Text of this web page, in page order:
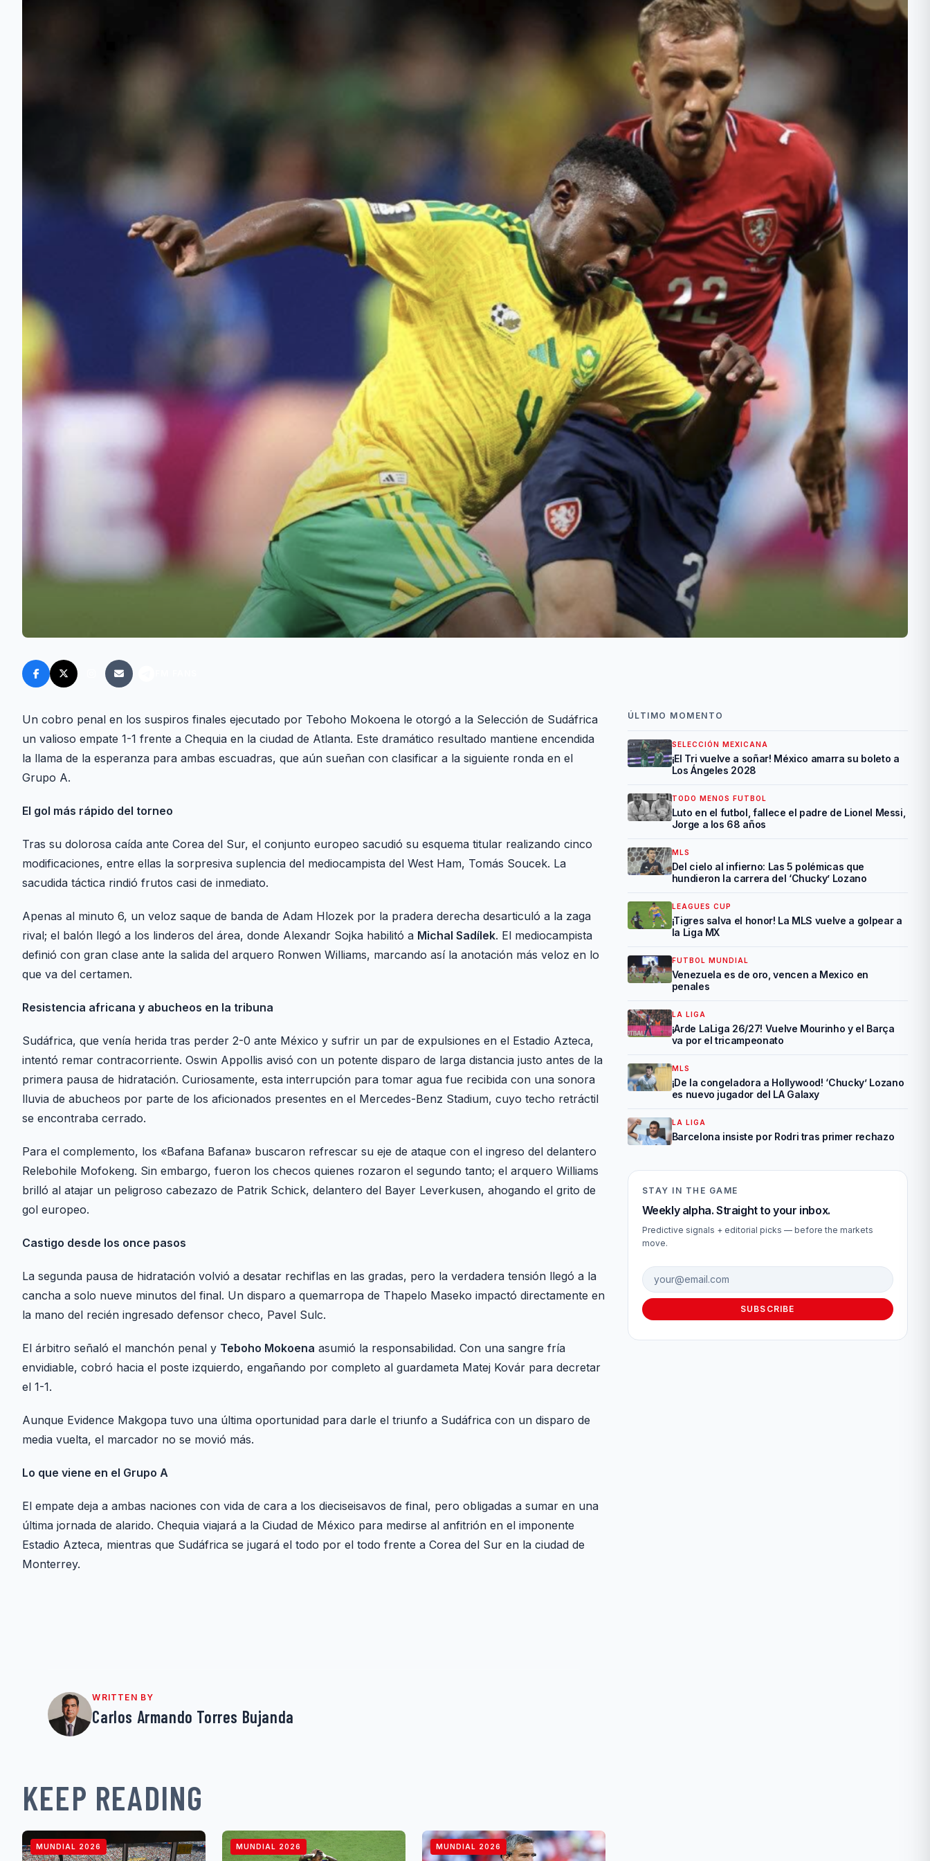
Un cobro penal en los suspiros finales ejecutado por Teboho Mokoena le otorgó a la Selección de Sudáfrica
un valioso empate 1-1 frente a Chequia en la ciudad de Atlanta. Este dramático resultado mantiene encendida
la llama de la esperanza para ambas escuadras, que aún sueñan con clasificar a la siguiente ronda en el
Grupo A.
El gol más rápido del torneo
Tras su dolorosa caída ante Corea del Sur, el conjunto europeo sacudió su esquema titular realizando cinco
modificaciones, entre ellas la sorpresiva suplencia del mediocampista del West Ham, Tomás Soucek. La
sacudida táctica rindió frutos casi de inmediato.
Apenas al minuto 6, un veloz saque de banda de Adam Hlozek por la pradera derecha desarticuló a la zaga
rival; el balón llegó a los linderos del área, donde Alexandr Sojka habilitó a Michal Sadílek. El mediocampista
definió con gran clase ante la salida del arquero Ronwen Williams, marcando así la anotación más veloz en lo
que va del certamen.
Resistencia africana y abucheos en la tribuna
Sudáfrica, que venía herida tras perder 2-0 ante México y sufrir un par de expulsiones en el Estadio Azteca,
intentó remar contracorriente. Oswin Appollis avisó con un potente disparo de larga distancia justo antes de la
primera pausa de hidratación. Curiosamente, esta interrupción para tomar agua fue recibida con una sonora
lluvia de abucheos por parte de los aficionados presentes en el Mercedes-Benz Stadium, cuyo techo retráctil
se encontraba cerrado.
Para el complemento, los «Bafana Bafana» buscaron refrescar su eje de ataque con el ingreso del delantero
Relebohile Mofokeng. Sin embargo, fueron los checos quienes rozaron el segundo tanto; el arquero Williams
brilló al atajar un peligroso cabezazo de Patrik Schick, delantero del Bayer Leverkusen, ahogando el grito de
gol europeo.
Castigo desde los once pasos
La segunda pausa de hidratación volvió a desatar rechiflas en las gradas, pero la verdadera tensión llegó a la
cancha a solo nueve minutos del final. Un disparo a quemarropa de Thapelo Maseko impactó directamente en
la mano del recién ingresado defensor checo, Pavel Sulc.
El árbitro señaló el manchón penal y Teboho Mokoena asumió la responsabilidad. Con una sangre fría
envidiable, cobró hacia el poste izquierdo, engañando por completo al guardameta Matej Kovár para decretar
el 1-1.
Aunque Evidence Makgopa tuvo una última oportunidad para darle el triunfo a Sudáfrica con un disparo de
media vuelta, el marcador no se movió más.
Lo que viene en el Grupo A
El empate deja a ambas naciones con vida de cara a los dieciseisavos de final, pero obligadas a sumar en una
última jornada de alarido. Chequia viajará a la Ciudad de México para medirse al anfitrión en el imponente
Estadio Azteca, mientras que Sudáfrica se jugará el todo por el todo frente a Corea del Sur en la ciudad de
Monterrey.
WRITTEN BY
Carlos Armando Torres Bujanda
KEEP READING
MUNDIAL 2026 MUNDIAL 2026 MUNDIAL 2026
ÚLTIMO MOMENTO
SELECCIÓN MEXICANA
¡El Tri vuelve a soñar! México amarra su boleto a
Los Ángeles 2028
TODO MENOS FUTBOL
Luto en el futbol, fallece el padre de Lionel Messi,
Jorge a los 68 años
MLS
Del cielo al infierno: Las 5 polémicas que
hundieron la carrera del ‘Chucky’ Lozano
LEAGUES CUP
¡Tigres salva el honor! La MLS vuelve a golpear a
la Liga MX
FUTBOL MUNDIAL
Venezuela es de oro, vencen a Mexico en
penales
LA LIGA
¡Arde LaLiga 26/27! Vuelve Mourinho y el Barça
va por el tricampeonato
MLS
¡De la congeladora a Hollywood! ‘Chucky’ Lozano
es nuevo jugador del LA Galaxy
LA LIGA
Barcelona insiste por Rodri tras primer rechazo
STAY IN THE GAME
Weekly alpha. Straight to your inbox.
Predictive signals + editorial picks — before the markets
move.
Email address
SUBSCRIBE